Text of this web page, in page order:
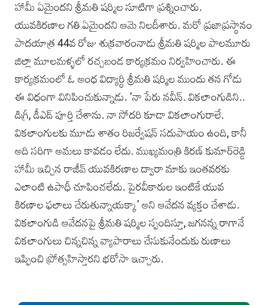
హామీ ఏమైందని శ్రీమతి షర్మిల సూటిగా ప్రశ్నించారు.
యువకిరణాల గతి ఏమైందని ఆమె నిలదీశారు. మరో ప్రజాప్రస్థానం
పాదయాత్ర 44వ రోజు శుక్రవారంనాడు శ్రీమతి షర్మిల పాలమూరు
జిల్లా మూలమళ్ళలో రచ్చబండ కార్యక్రమం నిర్వహించారు. ఈ
కార్యక్రమంలో ఓ అంధ విద్యార్థి శ్రీమతి షర్మిల ముందు తన గోడు
ఈ విధంగా వినిపించుకున్నాడు. ‘నా పేరు నవీన్. వికలాంగుడిని..
డిగ్రీ, డీఎ‌డ్ పూర్తి చేశాను. నా సోదరి కూడా వికలాంగురా‌లే.
వికలాంగులకు మూడు శాతం రిజర్వేషన్‌ సదుపాయం ఉంది, కానీ
అది సరిగా అమలు కావడం లేదు. ముఖ్యమంత్రి కిరణ్ కుమా‌ర్‌రెడ్డి
హామీ ఇచ్చిన రాజీవ్ యువకిరణాల‌ ద్వారా మాకు ఇంతవరకు
ఎలాంటి ఉపాధీ చూపించలేదు. పైరవీకారుల ఇంటికే యువ
కిరణాల ఫలాలు చేరుతున్నాయక్కా’ అని ఆవేదన వ్యక్తం చేశాడు.
వికలాంగుడి ఆవేదనపై శ్రీమతి షర్మిల స్పందిస్తూ, జగనన్న రాగానే
వికలాంగులు చిన్నచిన్న వ్యాపారాలు చేసుకునేందుకు రుణాలు
ఇప్పించి ప్రోత్సహిస్తారని భరోసా ఇచ్చారు.